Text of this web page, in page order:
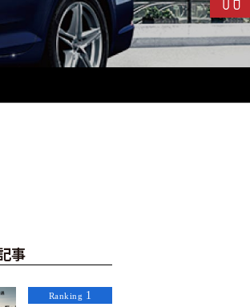
事
Ranking 1